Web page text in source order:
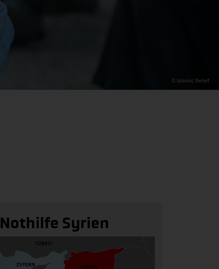
© Islamic Relief
Nothilfe Syrien